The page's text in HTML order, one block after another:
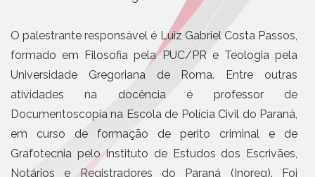
O palestrante responsável é Luiz Gabriel Costa Passos,
formado em Filosofia pela PUC/PR e Teologia pela
Universidade Gregoriana de Roma. Entre outras
atividades na docência é professor de
Documentoscopia na Escola de Polícia Civil do Paraná,
em curso de formação de perito criminal e de
Grafotecnia pelo Instituto de Estudos dos Escrivães,
Notários e Registradores do Paraná (Inoreg). Foi